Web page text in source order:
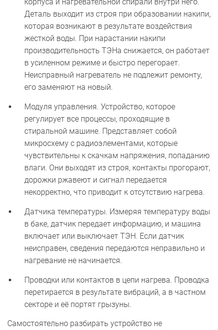
Деталь выходит из строя при образовании накипи,
которая возникают в результате воздействия
жесткой воды. При нарастании накипи
производительность ТЭНа снижается, он работает
в усиленном режиме и быстро перегорает.
Неисправный нагреватель не подлежит ремонту,
его заменяют на новый.
Модуля управления. Устройство, которое
регулирует все процессы, проходящие в
стиральной машине. Представляет собой
микросхему с радиоэлементами, которые
чувствительны к скачкам напряжения, попаданию
влаги. Они выходят из строя, контакты прогорают,
дорожки ржавеют и сигнал передается
некорректно, что приводит к отсутствию нагрева.
Датчика температуры. Измеряя температуру воды
в баке, датчик передает информацию, и машина
включает или выключает ТЭН. Если датчик
неисправен, сведения передаются неправильно и
нагревание не начинается.
Проводки или контактов в цепи нагрева. Проводка
перетирается в результате вибраций, а в частном
секторе и её портят грызуны.
Самостоятельно разбирать устройство не